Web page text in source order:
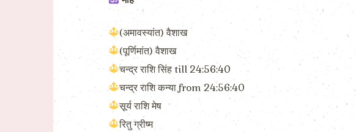
(अमावस्यांत) वैशाख
(पूर्णिमांत) वैशाख
चन्द्र राशि सिंह till 24:56:40
चन्द्र राशि कन्या from 24:56:40
सूर्य राशि मेष
रितु ग्रीष्म